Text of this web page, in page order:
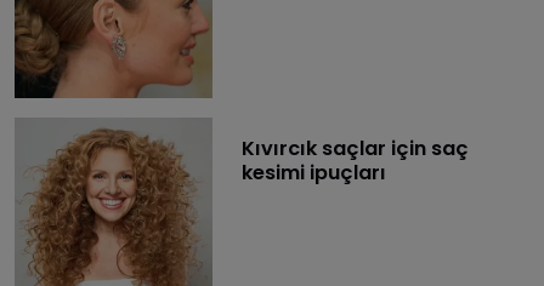
Kıvırcık saçlar için saç
kesimi ipuçları